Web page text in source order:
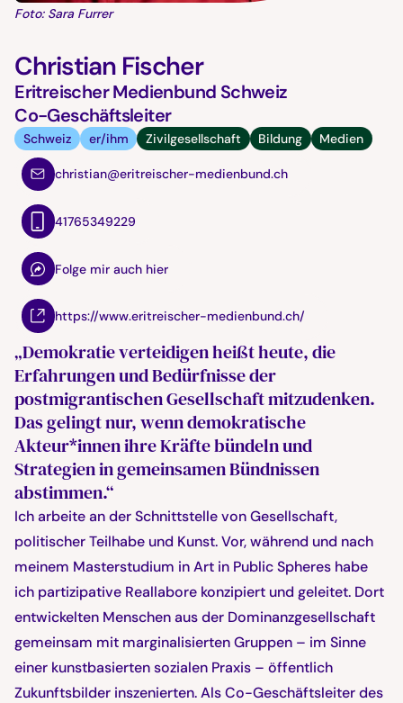
Foto: Sara Furrer
Christian Fischer
Eritreischer Medienbund Schweiz
Co-Geschäftsleiter
Schweiz er/ihm Zivilgesellschaft Bildung Medien
christian@eritreischer-medienbund.ch
41765349229
Folge mir auch hier
https://www.eritreischer-medienbund.ch/
„Demokratie verteidigen heißt heute, die
Erfahrungen und Bedürfnisse der
postmigrantischen Gesellschaft mitzudenken.
Das gelingt nur, wenn demokratische
Akteur*innen ihre Kräfte bündeln und
Strategien in gemeinsamen Bündnissen
abstimmen.“
Ich arbeite an der Schnittstelle von Gesellschaft,
politischer Teilhabe und Kunst. Vor, während und nach
meinem Masterstudium in Art in Public Spheres habe
ich partizipative Reallabore konzipiert und geleitet. Dort
entwickelten Menschen aus der Dominanzgesellschaft
gemeinsam mit marginalisierten Gruppen – im Sinne
einer kunstbasierten sozialen Praxis – öffentlich
Zukunftsbilder inszenierten. Als Co-Geschäftsleiter des